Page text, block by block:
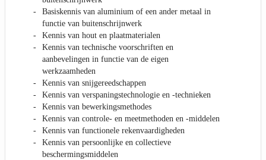
Basiskennis van aluminium of een ander metaal in
functie van buitenschrijnwerk
Kennis van hout en plaatmaterialen
Kennis van technische voorschriften en
aanbevelingen in functie van de eigen
werkzaamheden
Kennis van snijgereedschappen
Kennis van verspaningstechnologie en -technieken
Kennis van bewerkingsmethodes
Kennis van controle- en meetmethoden en -middelen
Kennis van functionele rekenvaardigheden
Kennis van persoonlijke en collectieve
beschermingsmiddelen